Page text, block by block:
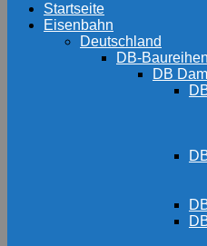
Startseite
Eisenbahn
Deutschland
DB-Baureihen
DB